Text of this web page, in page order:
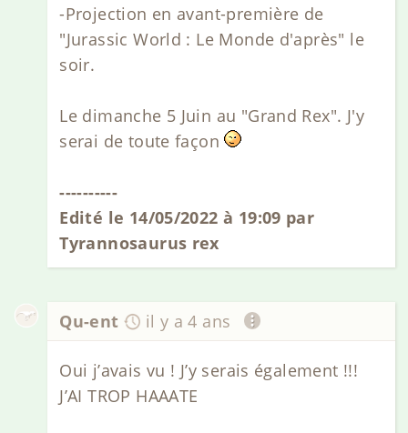
-Projection en avant-première de
"Jurassic World : Le Monde d'après" le
soir.
Le dimanche 5 Juin au "Grand Rex". J'y
serai de toute façon
----------
Edité le 14/05/2022 à 19:09 par
Tyrannosaurus rex
Qu-ent il y a 4 ans
Oui j’avais vu ! J’y serais également !!!
J’AI TROP HAAATE